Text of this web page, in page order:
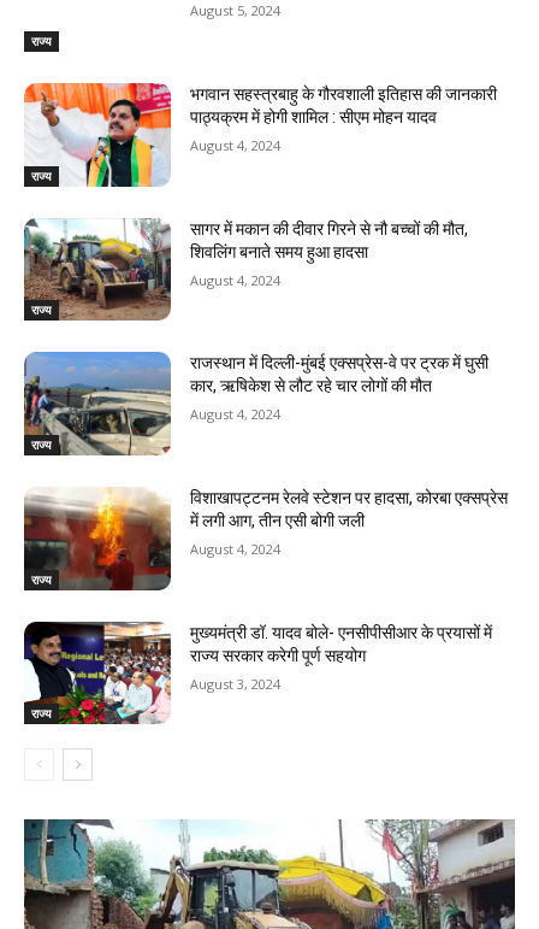
राज्य
August 5, 2024
राज्य
भगवान सहस्त्रबाहु के गौरवशाली इतिहास की जानकारी
पाठ्यक्रम में होगी शामिल : सीएम मोहन यादव
August 4, 2024
राज्य
सागर में मकान की दीवार गिरने से नौ बच्चों की मौत,
शिवलिंग बनाते समय हुआ हादसा
August 4, 2024
राज्य
राजस्‍थान में दिल्ली-मुंबई एक्सप्रेस-वे पर ट्रक में घुसी
कार, ऋषिकेश से लौट रहे चार लोगों की मौत
August 4, 2024
राज्य
विशाखापट्टनम रेलवे स्टेशन पर हादसा, कोरबा एक्सप्रेस
में लगी आग, तीन एसी बोगी जली
August 4, 2024
राज्य
मुख्यमंत्री डॉ. यादव बोले- एनसीपीसीआर के प्रयासों में
राज्य सरकार करेगी पूर्ण सहयोग
August 3, 2024